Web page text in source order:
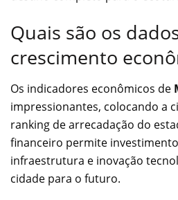
Quais são os
crescimento
Os indicadores econômicos de
impressionantes, colocando a
ranking de arrecadação do
financeiro permite
infraestrutura e inovação
cidade para o futuro.